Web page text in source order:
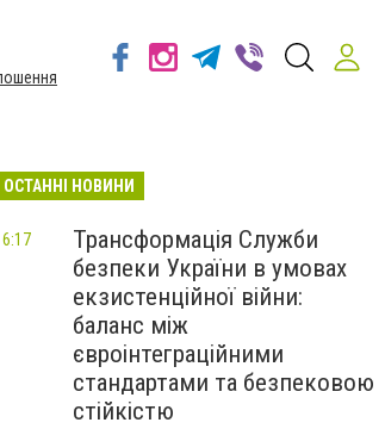
ОСТАННІ НОВИНИ
Трансформація Служби
безпеки України в умовах
екзистенційної війни:
баланс між
євроінтеграційними
стандартами та безпековою
стійкістю